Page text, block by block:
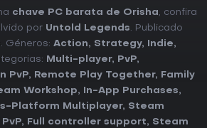
chave PC barata de Orisha, confira
por Untold Legends. Publicado
. Géneros: Action, Strategy, Indie,
Multi-player, PvP,
PvP, Remote Play Together,
Family
Workshop, In-App Purchases,
Platform Multiplayer, Steam
PvP, Full controller support, Steam